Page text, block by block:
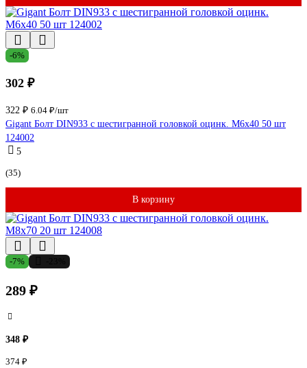
-6%
302 ₽
322 ₽ 6.04 ₽/шт
Gigant Болт DIN933 с шестигранной головкой оцинк. М6x40 50 шт
124002
5
(35)
В корзину
-7%
289 ₽
348 ₽
374 ₽